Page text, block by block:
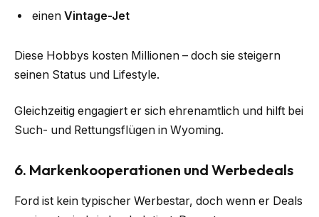
einen Vintage-Jet
Diese Hobbys kosten Millionen – doch sie steigern
seinen Status und Lifestyle.
Gleichzeitig engagiert er sich ehrenamtlich und hilft bei
Such- und Rettungsflügen in Wyoming.
6. Markenkooperationen und Werbedeals
Ford ist kein typischer Werbestar, doch wenn er Deals